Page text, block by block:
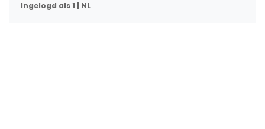
Ingelogd als 1 | NL